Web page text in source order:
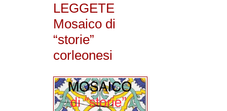
LEGGETE
Mosaico di
“storie”
corleonesi